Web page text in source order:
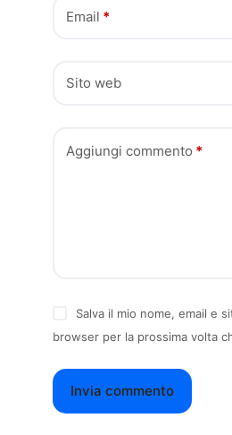
Email *
Sito web
Aggiungi commento *
Salva il mio nome, email e
browser per la prossima volta
Invia commento